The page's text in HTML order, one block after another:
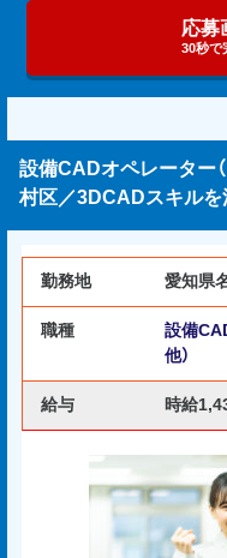
応募
30秒で
設備CADオペレーター
村区／3DCADスキルを
勤務地 愛知県
職種 設備
他）
給与 時給